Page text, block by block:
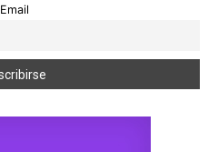
Email